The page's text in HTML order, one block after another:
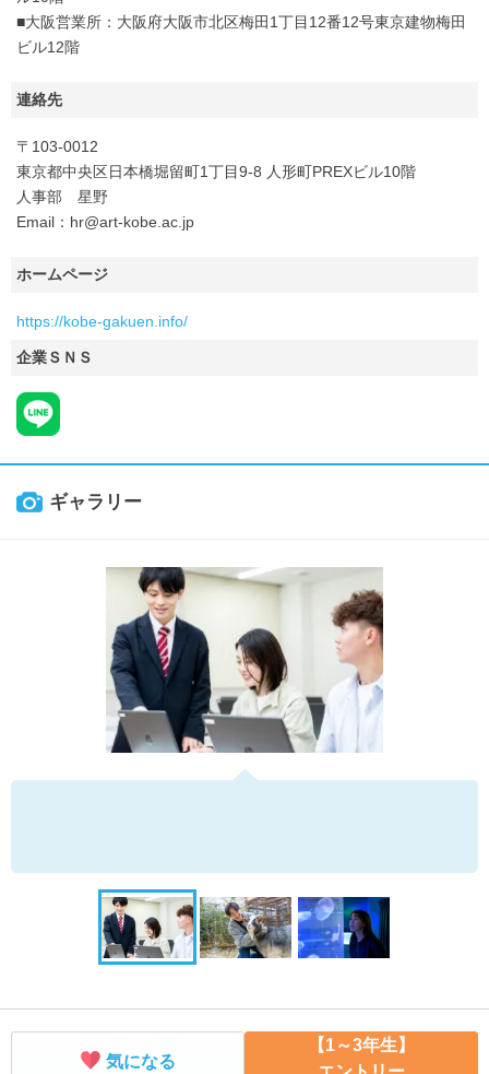
■大阪営業所：大阪府大阪市北区梅田1丁目12番12号東京建物梅田
ビル12階
連絡先
〒103-0012
東京都中央区日本橋堀留町1丁目9-8 人形町PREXビル10階
人事部 星野
Email：hr@art-kobe.ac.jp
ホームページ
https://kobe-gakuen.info/
企業ＳＮＳ
ギャラリー
気になる
【1～3年生】